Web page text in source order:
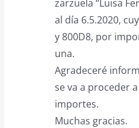
zarzuela “Luisa
al día 6.5.2020,
y 800D8, por
una.
Agradeceré
se va a proceder
importes.
Muchas gracias.